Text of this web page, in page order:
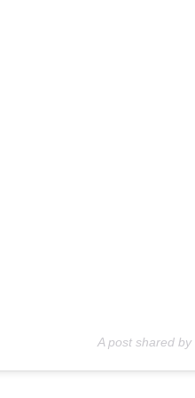
A post shared by